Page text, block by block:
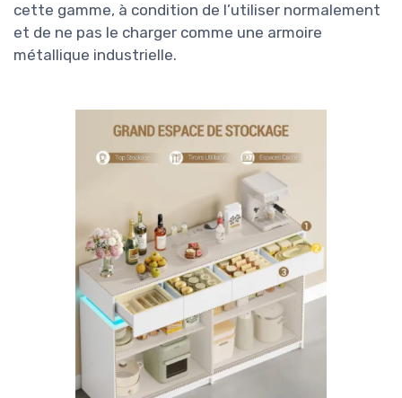
cette gamme, à condition de l’utiliser normalement
et de ne pas le charger comme une armoire
métallique industrielle.